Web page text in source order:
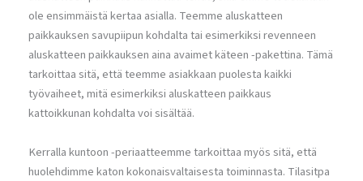
ole ensimmäistä kertaa asialla. Teemme aluskatteen
paikkauksen savupiipun kohdalta tai esimerkiksi revenneen
aluskatteen paikkauksen aina avaimet käteen -pakettina. Tämä
tarkoittaa sitä, että teemme asiakkaan puolesta kaikki
työvaiheet, mitä esimerkiksi aluskatteen paikkaus
kattoikkunan kohdalta voi sisältää.
Kerralla kuntoon -periaatteemme tarkoittaa myös sitä, että
huolehdimme katon kokonaisvaltaisesta toiminnasta. Tilasitpa